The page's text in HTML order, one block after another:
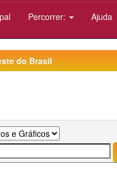
Percorrer: Ajuda
do Brasil